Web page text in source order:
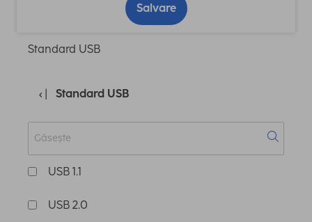
Salvare
Standard USB
Standard USB
USB 1.1
USB 2.0